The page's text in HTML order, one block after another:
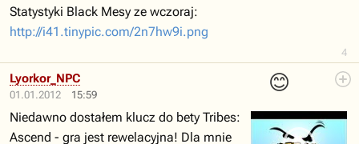
4
Statystyki Black Mesy ze wczoraj:
http://i41.tinypic.com/2n7hw9i.png
01.01.2012 15:59
😊
Lyorkor_NPC
Niedawno dostałem klucz do bety Tribes:
Ascend - gra jest rewelacyjna! Dla mnie